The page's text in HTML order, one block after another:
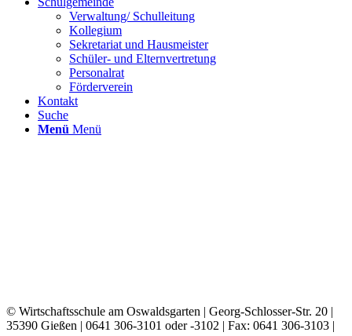
Verwaltung/ Schulleitung
Kollegium
Sekretariat und Hausmeister
Schüler- und Elternvertretung
Personalrat
Förderverein
Kontakt
Suche
Menü Menü
© Wirtschaftsschule am Oswaldsgarten | Georg-Schlosser-Str. 20 |
35390 Gießen | 0641 306-3101 oder -3102 | Fax: 0641 306-3103 |